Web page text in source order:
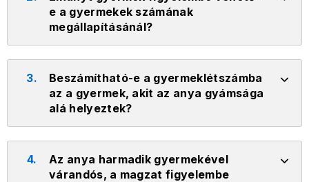
e a gyermekek számának
megállapításánál?
3.
Beszámítható-e a gyermeklétszámba
az a gyermek, akit az anya gyámsága
alá helyeztek?
4.
Az anya harmadik gyermekével
várandós, a magzat figyelembe